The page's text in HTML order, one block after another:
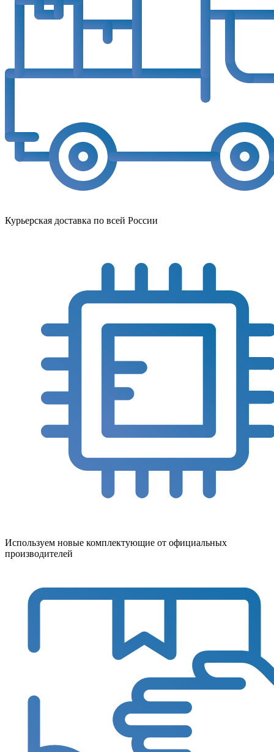
Курьерская доставка по всей России
Используем новые комплектующие от официальных
производителей